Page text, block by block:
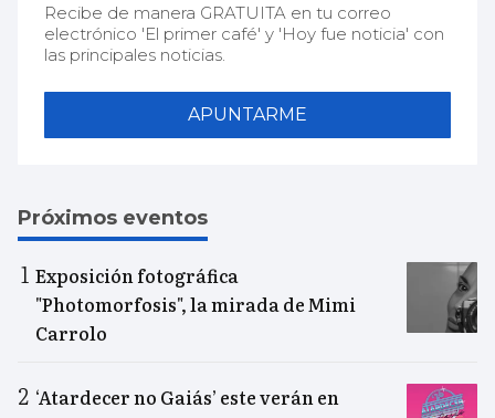
Recibe de manera GRATUITA en tu correo
electrónico 'El primer café' y 'Hoy fue noticia' con
las principales noticias.
APUNTARME
Próximos eventos
Exposición fotográfica
"Photomorfosis", la mirada de Mimi
Carrolo
‘Atardecer no Gaiás’ este verán en